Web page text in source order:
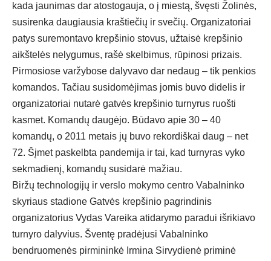
kada jaunimas dar atostogauja, o į miestą, švęsti Žolinės,
susirenka daugiausia kraštiečių ir svečių. Organizatoriai
patys suremontavo krepšinio stovus, užtaisė krepšinio
aikštelės nelygumus, rašė skelbimus, rūpinosi prizais.
Pirmosiose varžybose dalyvavo dar nedaug – tik penkios
komandos. Tačiau susidomėjimas jomis buvo didelis ir
organizatoriai nutarė gatvės krepšinio turnyrus ruošti
kasmet. Komandų daugėjo. Būdavo apie 30 – 40
komandų, o 2011 metais jų buvo rekordiškai daug – net
72. Šįmet paskelbta pandemija ir tai, kad turnyras vyko
sekmadienį, komandų susidarė mažiau.
Biržų technologijų ir verslo mokymo centro Vabalninko
skyriaus stadione Gatvės krepšinio pagrindinis
organizatorius Vydas Vareika atidarymo paradui išrikiavo
turnyro dalyvius. Šventę pradėjusi Vabalninko
bendruomenės pirmininkė Irmina Sirvydienė priminė